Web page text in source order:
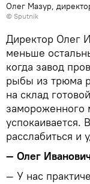
Олег Мазур,
© Sputnik
Директор Олег
меньше
когда завод
рыбы из трюма
на склад
замороженного
успокаивается.
расслабиться и
— Олег
— У нас